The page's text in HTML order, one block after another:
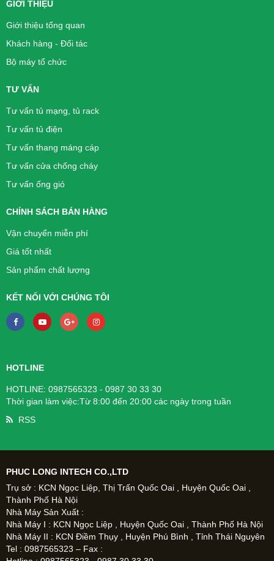
GIỚI THIỆU
Giới thiệu tổng quan
Khách hàng - Đối tác
Bộ máy tổ chức
TƯ VẤN
Tư vấn tủ mạng, tủ rack
Tư vấn tủ điện
Tư vấn thang máng cáp
Tư vấn cửa chống cháy
Tư vấn ống gió
CHÍNH SÁCH BÁN HÀNG
Vận chuyển miễn phí
Giá tốt nhất
Sản phẩm chất lượng
KẾT NỐI VỚI CHÚNG TÔI
HOTLINE
HOTLINE: 0987565323 - 0987 30 33 30
Thời gian làm việc:Từ 8:00 đến 20:00 các ngày trong tuần
RSS
PHUC LONG INTECH CO.,LTD
Trụ sở : KCN Ngọc Liệp, Thị Trấn Quốc Oai , Huyện Quốc Oai ,
Thành Phố Hà Nội
Nhà Máy Sản Xuất :
Nhà Máy I : KCN Ngọc Liệp , Huyện Quốc Oai , Thành Phố Hà Nội
Nhà Máy II : KCN Điềm Thụy , Huyện Phú Bình , Tỉnh Thái Nguyên
Tel : 0987565323 – Fax :